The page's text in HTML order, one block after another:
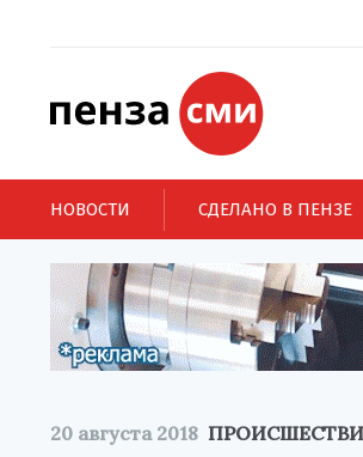
НОВОСТИ СДЕЛАНО В ПЕНЗЕ
20 августа 2018